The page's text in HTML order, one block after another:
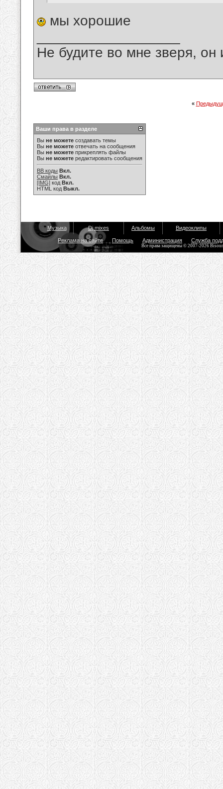
мы хорошие
Не будите во мне зверя, он
«
Ваши права в разделе
Вы не можете создавать темы
Вы не можете отвечать на сообщения
Вы не можете прикреплять файлы
Вы не можете редактировать сообщения
BB коды Вкл.
Смайлы Вкл.
[IMG] код Вкл.
HTML код Выкл.
Музыка Dj mixes Альбомы Видеоклипы
Реклама на сайте Помощь Администрация Служба
Все права защищены © 2007-2026